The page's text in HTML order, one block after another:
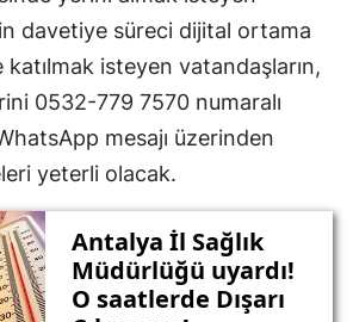
davetiye süreci dijital ortama
katılmak isteyen vatandaşların,
0532-779 7570 numaralı
mesajı üzerinden
yeterli olacak.
Antalya İl Sağlık
Müdürlüğü uyardı!
O saatlerde Dışarı